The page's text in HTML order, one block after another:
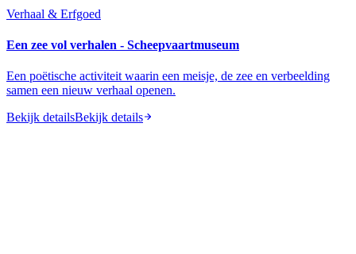
Verhaal & Erfgoed
Een zee vol verhalen - Scheepvaartmuseum
Een poëtische activiteit waarin een meisje, de zee en verbeelding
samen een nieuw verhaal openen.
Bekijk detailsBekijk details